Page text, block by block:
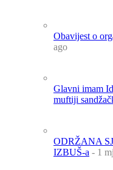
Obavijest o
ago
Glavni imam
muftiji
ODRŽANA
IZBUŠ-a - 1